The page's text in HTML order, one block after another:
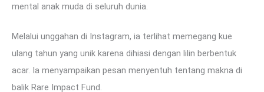
mental anak muda di seluruh dunia.
Melalui unggahan di Instagram, ia terlihat memegang kue
ulang tahun yang unik karena dihiasi dengan lilin berbentuk
acar. Ia menyampaikan pesan menyentuh tentang makna di
balik Rare Impact Fund.